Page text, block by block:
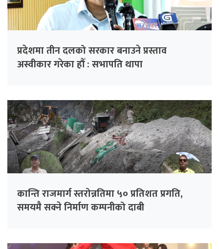
प्रदेशमा तीन दलको सरकार बनाउने प्रस्ताव
अस्वीकार गरेका हौँ : सभापति थापा
कान्ति राजमार्ग स्तरोन्नतिमा ५० प्रतिशत प्रगति,
समयमै सक्ने निर्माण कम्पनीको दाबी